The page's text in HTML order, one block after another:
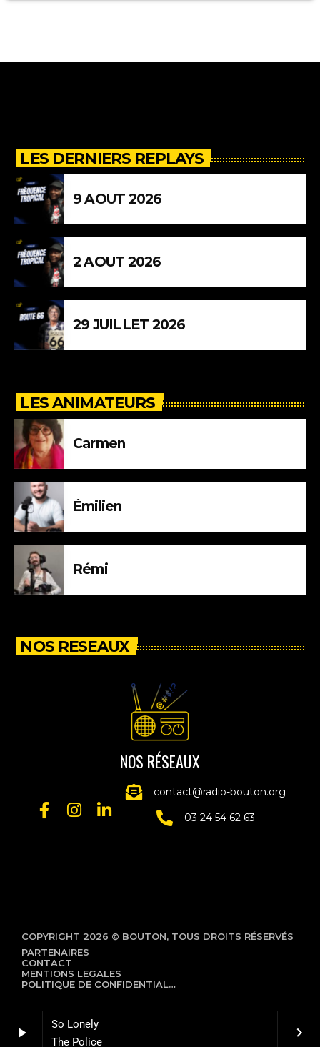
play_arrow
So Lonely
The Police
keyboard_arrow_right
LES DERNIERS REPLAYS
9 AOUT 2026
2 AOUT 2026
29 JUILLET 2026
LES ANIMATEURS
Carmen
Émilien
Rémi
NOS RESEAUX
NOS RÉSEAUX
contact@radio-bouton.org
03 24 54 62 63
COPYRIGHT 2026 © BOUTON, TOUS DROITS RÉSERVÉS
PARTENAIRES
CONTACT
MENTIONS LEGALES
POLITIQUE DE CONFIDENTIALITÉ